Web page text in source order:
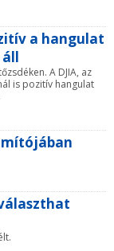
a hangulat
A DJIA, az
is pozitív hangulat